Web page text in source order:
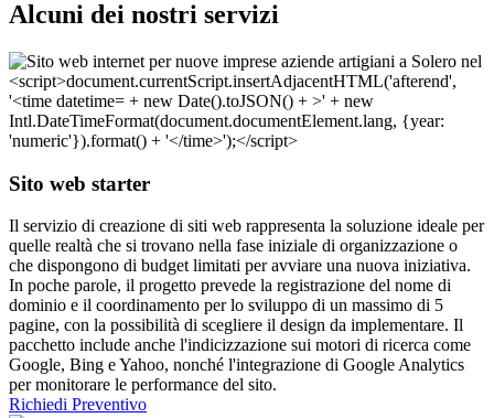
Alcuni dei nostri servizi
Sito web starter
Il servizio di creazione di siti web rappresenta la soluzione ideale per
quelle realtà che si trovano nella fase iniziale di organizzazione o
che dispongono di budget limitati per avviare una nuova iniziativa.
In poche parole, il progetto prevede la registrazione del nome di
dominio e il coordinamento per lo sviluppo di un massimo di 5
pagine, con la possibilità di scegliere il design da implementare. Il
pacchetto include anche l'indicizzazione sui motori di ricerca come
Google, Bing e Yahoo, nonché l'integrazione di Google Analytics
per monitorare le performance del sito.
Richiedi Preventivo